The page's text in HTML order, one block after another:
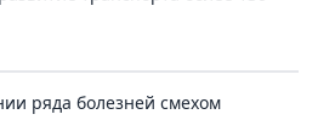
ряда болезней смехом